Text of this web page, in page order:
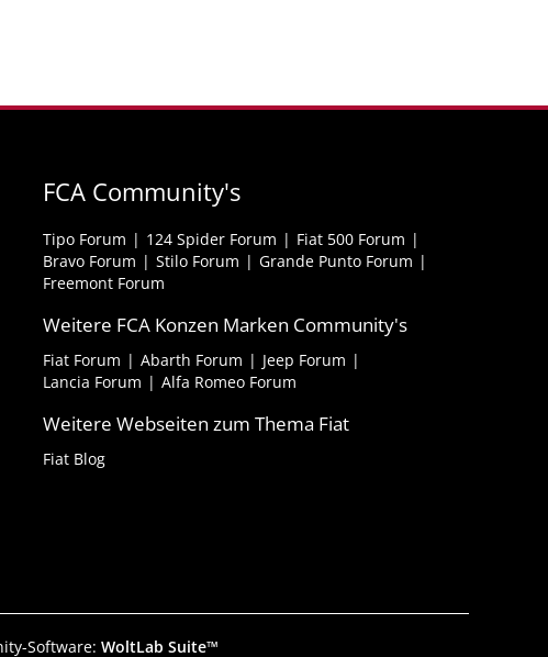
FCA Community's
Tipo Forum 124 Spider Forum
Fiat 500 Forum
Bravo Forum
Stilo Forum
Grande Punto Forum
Freemont Forum
Weitere FCA Konzen Marken Community's
Fiat Forum Abarth Forum
Jeep Forum
Lancia Forum
Alfa Romeo Forum
Weitere Webseiten zum Thema Fiat
Fiat Blog
Software: WoltLab Suite™